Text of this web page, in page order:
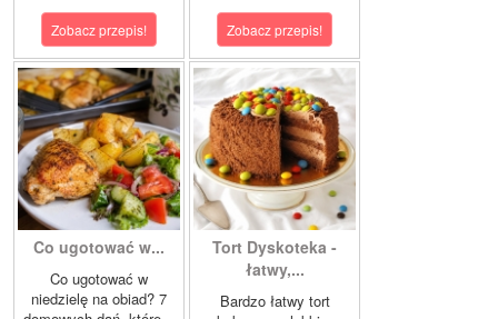
Zobacz przepis! Zobacz przepis!
Co ugotować w...
Co ugotować w
niedzielę na obiad? 7
Tort Dyskoteka -
łatwy,...
Bardzo łatwy tort